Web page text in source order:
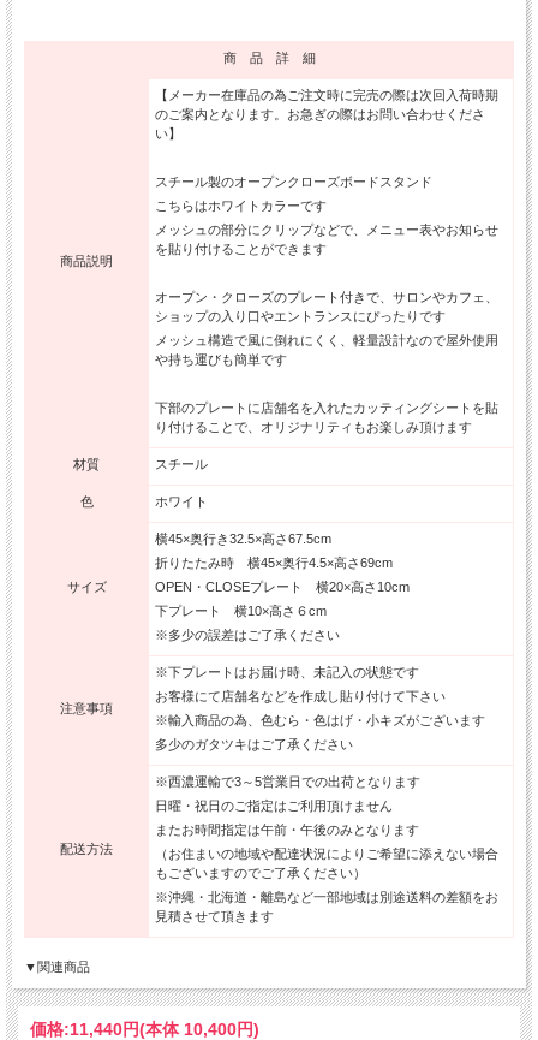
商 品 詳 細
商品説明
【メーカー在庫品の為ご注文時に完売の際は次回入荷時期
のご案内となります。お急ぎの際はお問い合わせくださ
い】
スチール製のオープンクローズボードスタンド
こちらはホワイトカラーです
メッシュの部分にクリップなどで、メニュー表やお知らせ
を貼り付けることができます
オープン・クローズのプレート付きで、サロンやカフェ、
ショップの入り口やエントランスにぴったりです
メッシュ構造で風に倒れにくく、軽量設計なので屋外使用
や持ち運びも簡単です
下部のプレートに店舗名を入れたカッティングシートを貼
り付けることで、オリジナリティもお楽しみ頂けます
材質 スチール
色 ホワイト
サイズ
横45×奥行き32.5×高さ67.5cm
折りたたみ時 横45×奥行4.5×高さ69cm
OPEN・CLOSEプレート 横20×高さ10cm
下プレート 横10×高さ６cm
※多少の誤差はご了承ください
注意事項
※下プレートはお届け時、未記入の状態です
お客様にて店舗名などを作成し貼り付けて下さい
※輸入商品の為、色むら・色はげ・小キズがございます
多少のガタツキはご了承ください
配送方法
※西濃運輸で3～5営業日での出荷となります
日曜・祝日のご指定はご利用頂けません
またお時間指定は午前・午後のみとなります
（お住まいの地域や配達状況によりご希望に添えない場合
もございますのでご了承ください）
※沖縄・北海道・離島など一部地域は別途送料の差額をお
見積させて頂きます
▼関連商品
価格:11,440円(本体 10,400円)